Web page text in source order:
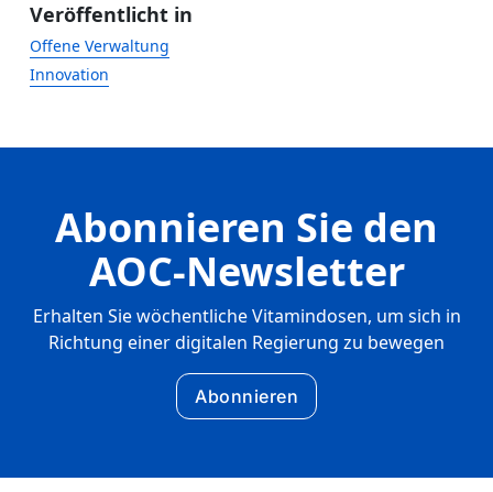
Veröffentlicht in
Offene Verwaltung
Innovation
Abonnieren Sie den
AOC-Newsletter
Erhalten Sie wöchentliche Vitamindosen, um sich in
Richtung einer digitalen Regierung zu bewegen
Abonnieren